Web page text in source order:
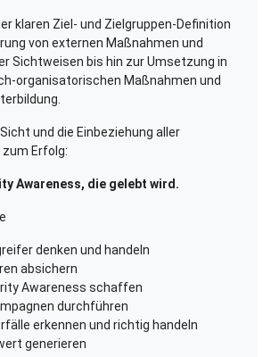
klaren Ziel- und Zielgruppen-Definition
von externen Maßnahmen und
Sichtweisen bis hin zur Umsetzung in
organisatorischen Maßnahmen und
und die Einbeziehung aller
Erfolg:
Awareness, die gelebt wird.
denken und handeln
absichern
Awareness schaffen
durchführen
erkennen und richtig handeln
generieren